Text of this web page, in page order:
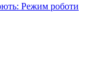
Режим роботи